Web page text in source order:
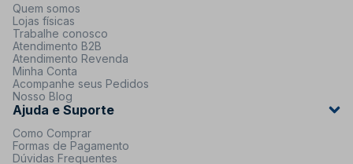
Quem somos
Lojas físicas
Trabalhe conosco
Atendimento B2B
Atendimento Revenda
Minha Conta
Acompanhe seus Pedidos
Nosso Blog
Ajuda e Suporte
Como Comprar
Formas de Pagamento
Dúvidas Frequentes